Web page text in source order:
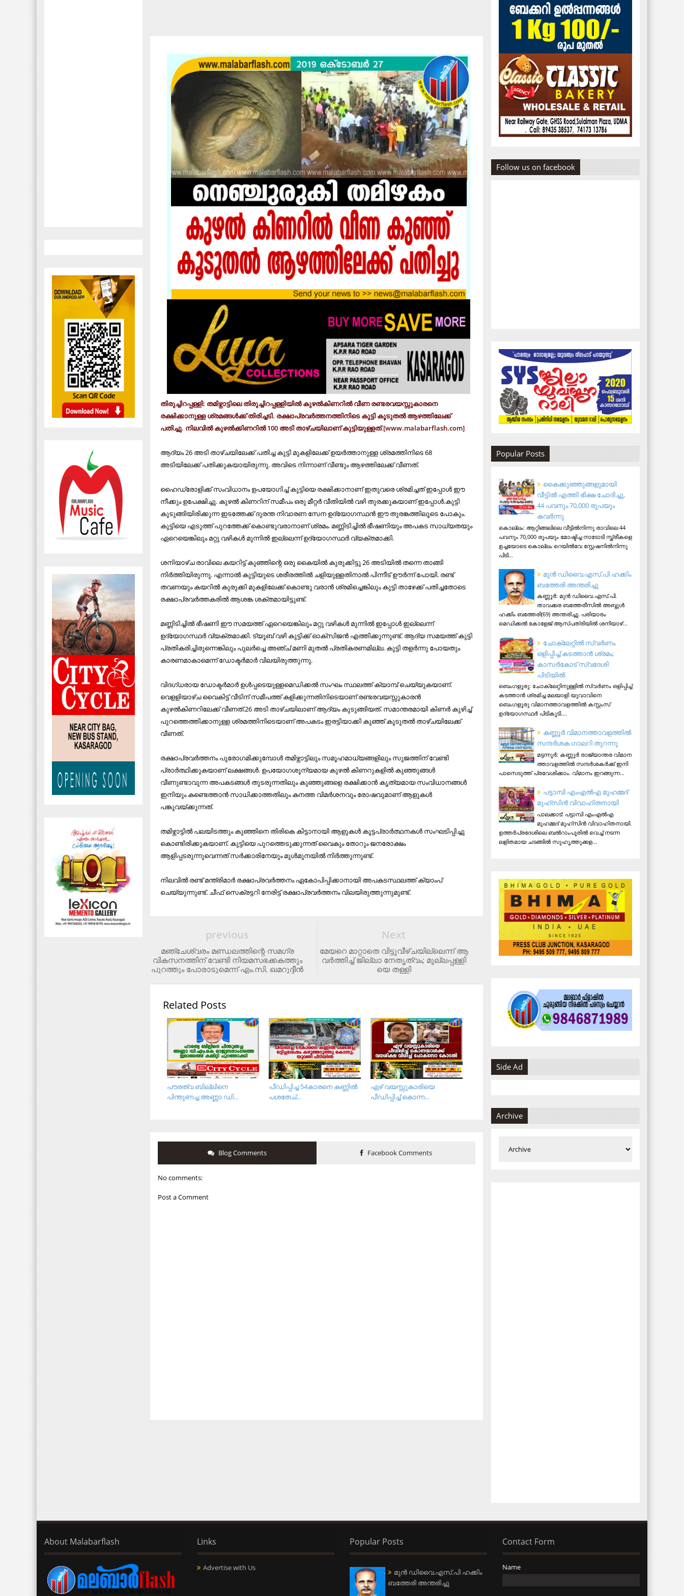
തിരുച്ചിറപ്പള്ളി: തമിഴ്നാട്ടിലെ തിരുച്ചിറപ്പള്ളിയില്‍ കുഴല്‍കിണറില്‍ വീണ രണ്ടരവയസ്സുകാരനെ
രക്ഷിക്കാനുള്ള ശ്രമങ്ങൾക്ക് തിരിച്ചടി. രക്ഷാപ്രവർത്തനത്തിനിടെ കുട്ടി കൂടുതൽ ആഴത്തിലേക്ക്
പതിച്ചു. നിലവിൽ കുഴൽക്കിണറിൽ 100 അടി താഴ്ചയിലാണ് കുട്ടിയുള്ളത്.[www.malabarflash.com]
ആദ്യം 26 അടി താഴ്ചയിലേക്ക് പതിച്ച കുട്ടി മുകളിലേക്ക് ഉയർത്താനുള്ള ശ്രമത്തിനിടെ 68
അടിയിലേക്ക് പതിക്കുകയായിരുന്നു. അവിടെ നിന്നാണ് വീണ്ടും ആഴത്തിലേക്ക് വീണത്.
ഹൈഡ്രോളിക്ക് സംവിധാനം ഉപയോഗിച്ച് കുട്ടിയെ രക്ഷിക്കാനാണ് ഇതുവരെ ശ്രമിച്ചത് ഇപ്പോൾ ഈ
നീക്കും ഉപേക്ഷിച്ചു. കുഴല്‍ കിണറിന് സമീപം ഒരു മീറ്റര്‍ വീതിയില്‍ വഴി തുരക്കുകയാണ് ഇപ്പോള്‍.കുട്ടി
കുടുങ്ങിയിരിക്കുന്ന ഇടത്തേക്ക് ദുരന്ത നിവാരണ സേന ഉദ്യോഗസ്ഥന്‍ ഈ തുരങ്കത്തിലൂടെ പോകും.
കുട്ടിയെ എടുത്ത് പുറത്തേക്ക് കൊണ്ടുവരാനാണ് ശ്രമം. മണ്ണിടിച്ചില്‍ ഭീഷണിയും അപകട സാധ്യതയും
ഏറെയെങ്കിലും മറ്റു വഴികള്‍ മുന്നില്‍ ഇല്ലെന്ന് ഉദ്യോഗസ്ഥര്‍ വ്യക്തമാക്കി.
ശനിയാഴ്ച രാവിലെ കയറിട്ട് കുഞ്ഞിന്റെ ഒരു കൈയിൽ കുരുക്കിട്ടു 26 അടിയിൽ തന്നെ താങ്ങി
നിർത്തിയിരുന്നു. എന്നാൽ കുട്ടിയുടെ ശരീരത്തിൽ ചളിയുള്ളതിനാൽ പിന്നീട് ഊർന്ന് പോയി. രണ്ട്
തവണയും കയറിൽ കുരുക്കി മുകളിലേക്ക് കൊണ്ടു വരാൻ ശ്രമിച്ചെങ്കിലും കുട്ടി താഴേക്ക് പതിച്ചതോടെ
രക്ഷാപ്രവർത്തകരിൽ ആശങ്ക ശക്തമായിട്ടുണ്ട്.
മണ്ണിടിച്ചില്‍ ഭീഷണി ഈ സമയത്ത് ഏറെയെങ്കിലും മറ്റു വഴികള്‍ മുന്നില്‍ ഇപ്പോള്‍ ഇല്ലെന്ന്
ഉദ്യോഗസ്ഥര്‍ വ്യക്തമാക്കി. ട്യൂബ് വഴി കുട്ടിക്ക് ഓക്സിജന്‍ എത്തിക്കുന്നുണ്ട്. ആദ്യ സമയത്ത് കുട്ടി
പ്രതികരിച്ചിരുന്നെങ്കിലും പുലര്‍ച്ചെ അഞ്ച് മണി മുതല്‍ പ്രതികരണമില്ല. കുട്ടി തളര്‍ന്നു പോയതും
കാരണമാകാമെന്ന് ഡോക്ടര്‍മാര്‍ വിലയിരുത്തുന്നു.
വിദഗ്ധരായ ഡോക്ടര്‍മാര്‍ ഉള്‍പ്പടെയുള്ളമെഡിക്കല്‍ സംഘം സ്ഥലത്ത് ക്യാമ്പ് ചെയ്യുകയാണ്.
വെളളിയാഴ്ച വൈകിട്ട് വീടിന് സമീപത്ത് കളിക്കുന്നതിനിടെയാണ് രണ്ടരവയസ്സുകാരന്‍
കുഴല്‍കിണറിലേക്ക് വീണത്.26 അടി താഴ്ചയിലാണ് ആദ്യം കുടുങ്ങിയത്. സമാന്തരമായി കിണര്‍ കുഴിച്ച്
പുറത്തെത്തിക്കാനുള്ള ശ്രമത്തിനിടെയാണ് അപകടം ഇരട്ടിയാക്കി കുഞ്ഞ് കൂടുതല്‍ താഴ്ചയിലേക്ക്
വീണത്.
രക്ഷാപ്രവര്‍ത്തനം പുരോഗമിക്കുമ്പോള്‍ തമിഴ്നാട്ടിലും സമൂഹമാധ്യങ്ങളിലും സുജത്തിന് വേണ്ടി
പ്രാര്‍ത്ഥിക്കുകയാണ് ലക്ഷങ്ങള്‍. ഉപയോഗശൂന്യമായ കുഴല്‍ കിണറുകളില്‍ കുഞ്ഞുങ്ങള്‍
വീണുണ്ടാവുന്ന അപകടങ്ങള്‍ തുടരുന്നതിലും കുഞ്ഞുങ്ങളെ രക്ഷിക്കാന്‍ കൃത്യമായ സംവിധാനങ്ങള്‍
ഇനിയും കണ്ടെത്താന്‍ സാധിക്കാത്തതിലും കനത്ത വിമര്‍ശനവും രോഷവുമാണ് ആളുകള്‍
പങ്കുവയ്ക്കുന്നത്.
തമിഴ്നാട്ടിൽ പലയിടത്തും കുഞ്ഞിനെ തിരികെ കിട്ടാനായി ആളുകൾ കൂട്ടപ്രാർത്ഥനകൾ സംഘടിപ്പിച്ചു
കൊണ്ടിരിക്കുകയാണ്. കുട്ടിയെ പുറത്തെടുക്കുന്നത് വൈകും തോറും ജനരോക്ഷം
ആളിപ്പടരുന്നുവെന്നത് സർക്കാരിനേയും മുൾമുനയിൽ നിർത്തുന്നുണ്ട്.
നിലവിൽ രണ്ട് മന്ത്രിമാർ രക്ഷാപ്രവർത്തനം ഏകോപിപ്പിക്കാനായി അപകടസ്ഥലത്ത് ക്യാംപ്
ചെയ്യുന്നുണ്ട്. ചീഫ് സെക്രട്ടറി നേരിട്ട് രക്ഷാപ്രവർത്തനം വിലയിരുത്തുന്നുമുണ്ട്.
Next
മേ​യ​റെ മാ​റ്റാ​തെ വി​ട്ടു​വീ​ഴ്ച​യി​ല്ലെ​​ന്ന് ആ​
വ​ർ​ത്തി​ച്ച് ജി​ല്ലാ നേ​തൃ​ത്വം; മു​ല്ല​പ്പ​ള്ളി​
യെ ത​ള്ളി
previous
മഞ്ചേശ്വരം മണ്ഡലത്തിന്റെ സമഗ്ര
വികസനത്തിന് വേണ്ടി നിയമസഭക്കകത്തും
പുറത്തും പോരാടുമെന്ന് എം.സി. ഖമറുദ്ദീൻ
Related Posts
ഏഴ് വയസ്സുകാരിയെ
പീഡിപ്പിച്ച് കൊന്ന...
പീഡിപ്പിച്ച 54കാരനെ കണ്ണില്‍
പശതേച്...
പൗരത്വ ബില്ലിനെ
പിന്തുണച്ച അണ്ണാ ഡി...
Blog Comments Facebook Comments
No comments:
Post a Comment
Follow us on facebook
Popular Posts
കൈക്കുഞ്ഞുങ്ങളുമായി
വീട്ടിൽ എത്തി ഭിക്ഷ ചോദിച്ചു,
44 പവനും 70,000 രൂപയും
കവർന്നു
കൊല്ലം: ആറ്റിങ്ങലിലെ വീട്ടിൽനിന്നു രാവിലെ 44
പവനും 70,000 രൂപയും മോഷ്ടിച്ച നാടോടി സ്ത്രീകളെ
ഉച്ചയോടെ കൊല്ലം റെയിൽവേ സ്റ്റേഷനിൽനിന്നു
പിടി...
മുന്‍ ഡിവൈ.എസ്.പി ഹക്കിം
ബത്തേരി അന്തരിച്ചു
കണ്ണൂര്‍: മുന്‍ ഡിവൈ.എസ്.പി.
താവക്കര ബത്തേരീസില്‍ അബ്ദുള്‍
ഹക്കിം ബത്തേരി(69) അന്തരിച്ചു. പരിയാരം
മെഡിക്കല്‍ കോളേജ് ആസ്​പത്രിയില്‍ ശനിയാഴ്...
ചോക്ലേറ്റിൽ സ്വർണം
ഒളിപ്പിച്ച് കടത്താൻ ശ്രമം;
കാസർകോട് സ്വദേശി
പിടിയില്‍
ബെംഗളൂരു: ചോക്ലേറ്റിനുള്ളിൽ സ്വർണം ഒളിപ്പിച്ച്
കടത്താൻ ശ്രമിച്ച മലയാളി യുവാവിനെ
ബെംഗളൂരു വിമാനത്താവളത്തിൽ കസ്റ്റംസ്
ഉദ്യോഗസ്ഥർ പിടികൂടി....
ക​ണ്ണൂ​ർ വി​മാ​ന​ത്താ​വ​ള​ത്തി​ൽ
സ​ന്ദ​ർ​ശ​ക ഗാ​ല​റി തു​റ​ന്നു
മ​ട്ട​ന്നൂ​ർ: ക​ണ്ണൂ​ർ രാ​ജ്യാ​ന്ത​ര വി​മാ​ന​
ത്താ​വ​ള​ത്തി​ൽ സ​ന്ദ​ർ​ശ​ക​ർ​ക്ക് ഇ​നി
പാ​സെ​ടു​ത്ത് പ്ര​വേ​ശി​ക്കാം. വി​മാ​നം ഇ​റ​ങ്ങു​ന്ന...
പട്ടാമ്പി എംഎല്‍എ മുഹമ്മദ്
മുഹ്‌സിന്‍ വിവാഹിതനായി
പാലക്കാട്: പട്ടാമ്പി എംഎല്‍എ
മുഹമ്മദ് മുഹ്‌സിന്‍ വിവാഹിതനായി.
ഉത്തര്‍പ്രദേശിലെ ബല്‍റാംപൂരില്‍ വെച്ച് നടന്ന
ലളിതമായ ചടങ്ങില്‍ സുഹൃത്തുക്കള...
Side Ad
Archive
About Malabarflash Links
Advertise with Us
Popular Posts
മുന്‍ ഡിവൈ.എസ്.പി ഹക്കിം
ബത്തേരി അന്തരിച്ചു
Contact Form
Name